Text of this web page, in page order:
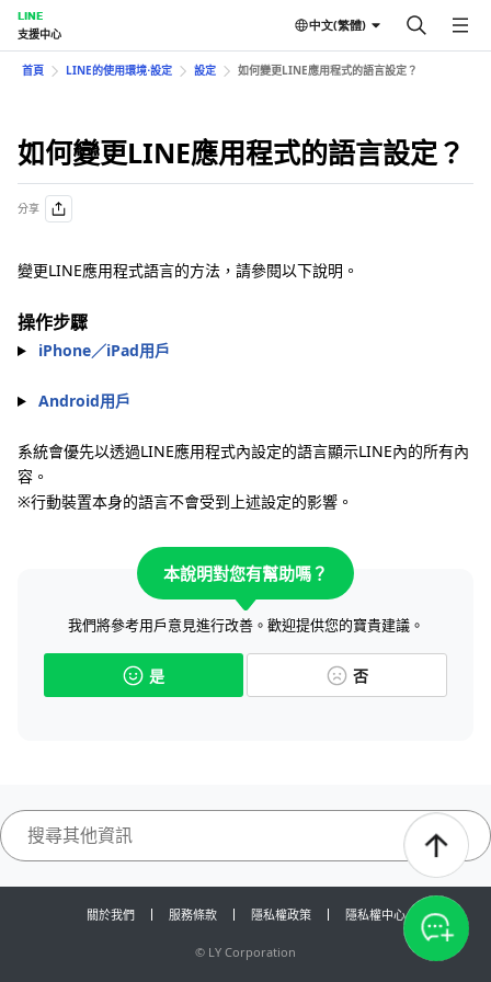
LINE
支援中心
中文(繁體)
首頁 LINE的使用環境⋅設定 設定 如何變更LINE應用程式的語言設定？
如何變更LINE應用程式的語言設定？
分享
變更LINE應用程式語言的方法，請參閱以下說明。
操作步驟
iPhone／iPad用戶
Android用戶
系統會優先以透過LINE應用程式內設定的語言顯示LINE內的所有內
容。
※行動裝置本身的語言不會受到上述設定的影響。
本說明對您有幫助嗎？
我們將參考用戶意見進行改善。歡迎提供您的寶貴建議。
是 否
關於我們 服務條款 隱私權政策 隱私權中心
© LY Corporation